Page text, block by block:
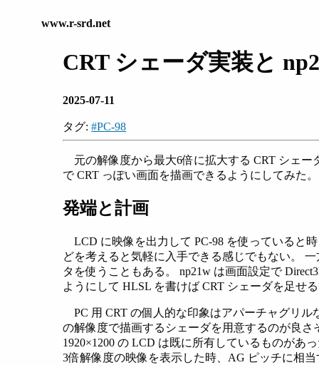
www.r-srd.net
CRT シェーダ実装と
2025-07-11
タグ: #PC-98
元の解像度から最大6倍に拡大する CRT シェー
で CRT っぽい画面を描画できるようにしてみた。
発端と計画
LCD に映像を出力して PC-98 を使っていると
どを考えると気軽に入手できる感じでもない。
タを使うこともある。 np21w は画面設定で
ようにして HLSL を書けば CRT シェーダを足せ
PC 用 CRT の個人的な印象はアパーチャグリ
の解像度で描画するシェーダを用意するのが良さ
1920×1200 の LCD は既に所有しているものがあ
3倍解像度の映像を表示した時、AG ピッチに相